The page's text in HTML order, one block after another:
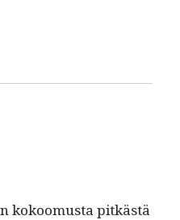
kokoomus­ta pitkästä